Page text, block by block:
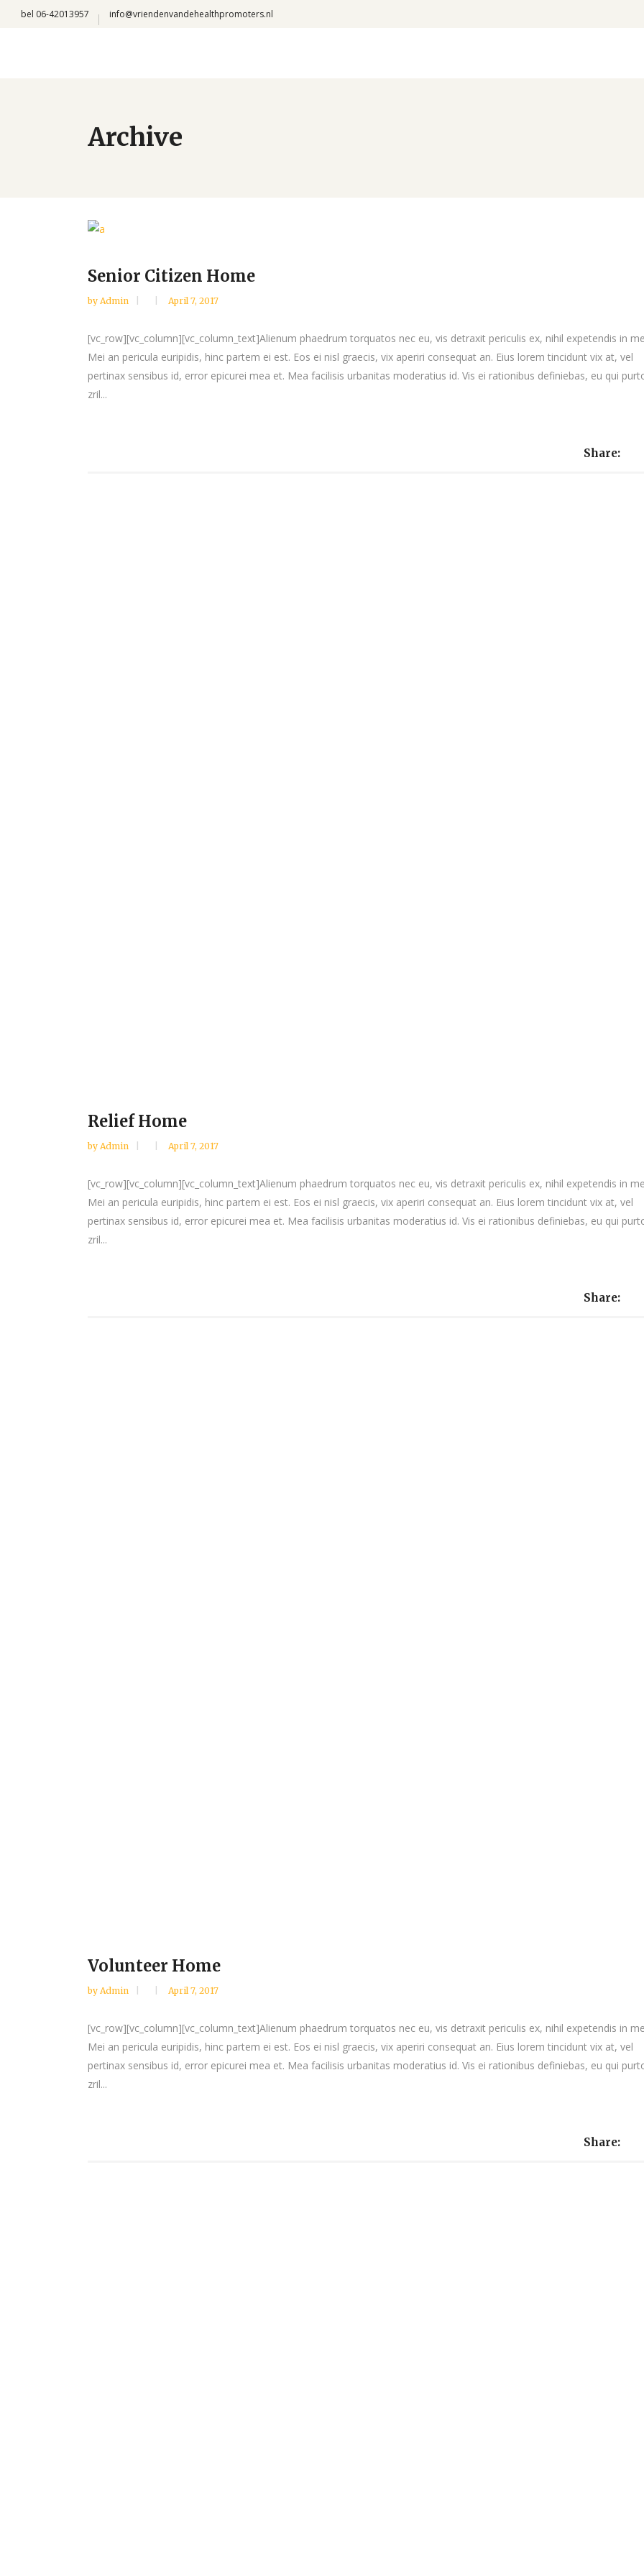
bel 06-42013957 info@vriendenvandehealthpromoters.nl
Archive
Senior Citizen Home
by Admin April 7, 2017
[vc_row][vc_column][vc_column_text]Alienum phaedrum torquatos nec eu, vis detraxit periculis ex, nihil expetendis in
Mei an pericula euripidis, hinc partem ei est. Eos ei nisl graecis, vix aperiri consequat an. Eius lorem tincidunt vix at, vel
pertinax sensibus id, error epicurei mea et. Mea facilisis urbanitas moderatius id. Vis ei rationibus definiebas, eu qui
zril...
Share:
Relief Home
by Admin April 7, 2017
[vc_row][vc_column][vc_column_text]Alienum phaedrum torquatos nec eu, vis detraxit periculis ex, nihil expetendis in
Mei an pericula euripidis, hinc partem ei est. Eos ei nisl graecis, vix aperiri consequat an. Eius lorem tincidunt vix at, vel
pertinax sensibus id, error epicurei mea et. Mea facilisis urbanitas moderatius id. Vis ei rationibus definiebas, eu qui
zril...
Share:
Volunteer Home
by Admin April 7, 2017
[vc_row][vc_column][vc_column_text]Alienum phaedrum torquatos nec eu, vis detraxit periculis ex, nihil expetendis in
Mei an pericula euripidis, hinc partem ei est. Eos ei nisl graecis, vix aperiri consequat an. Eius lorem tincidunt vix at, vel
pertinax sensibus id, error epicurei mea et. Mea facilisis urbanitas moderatius id. Vis ei rationibus definiebas, eu qui
zril...
Share: